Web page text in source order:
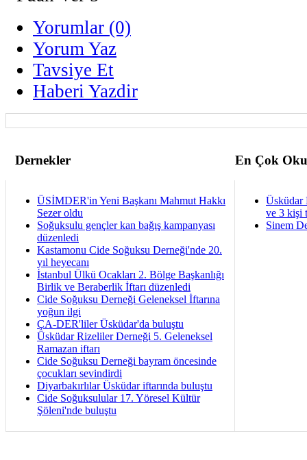
Yorumlar (0)
Yorum Yaz
Tavsiye Et
Haberi Yazdir
Dernekler En Çok
ÜSİMDER'in Yeni Başkanı Mahmut Hakkı
Sezer oldu
Soğuksulu gençler kan bağış kampanyası
düzenledi
Kastamonu Cide Soğuksu Derneği'nde 20.
yıl heyecanı
İstanbul Ülkü Ocakları 2. Bölge Başkanlığı
Birlik ve Beraberlik İftarı düzenledi
Cide Soğuksu Derneği Geleneksel İftarına
yoğun ilgi
ÇA-DER'liler Üsküdar'da buluştu
Üsküdar Rizeliler Derneği 5. Geleneksel
Ramazan iftarı
Cide Soğuksu Derneği bayram öncesinde
çocukları sevindirdi
Diyarbakırlılar Üsküdar iftarında buluştu
Cide Soğuksulular 17. Yöresel Kültür
Şöleni'nde buluştu
Üsküdar
ve 3 kişi
Sinem